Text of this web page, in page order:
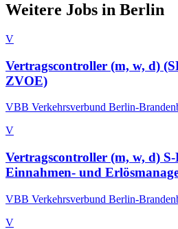
Weitere Jobs in Berlin
V
Vertragscontroller (m, w, d)
ZVOE)
VBB Verkehrsverbund Berlin-
V
Vertragscontroller (m, w, d)
Einnahmen- und
VBB Verkehrsverbund Berlin-
V